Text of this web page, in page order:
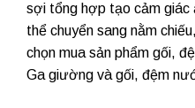
sợi tổng hợp tạo cảm giác
thể chuyển sang nằm
chọn mua sản phẩm gối,
Ga giường và gối, đệm